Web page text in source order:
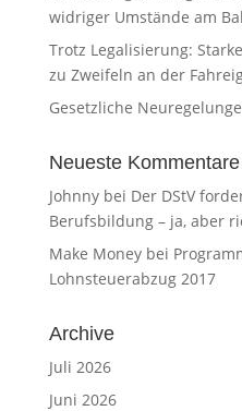
widriger Umstände am
Trotz Legalisierung:
zu Zweifeln an der
Gesetzliche
Neueste Kommentare
Johnnybei Der DStV
Berufsbildung – ja, aber
Make Moneybei
Lohnsteuerabzug 2017
Archive
Juli 2026
Juni 2026